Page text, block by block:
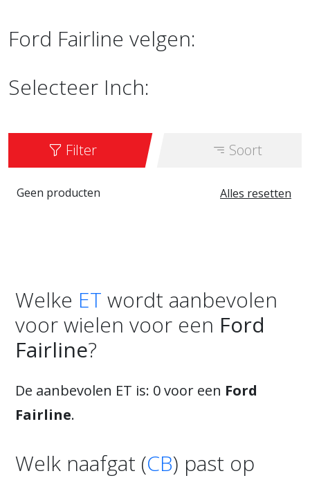
Ford Fairline velgen:
Selecteer Inch:
Filter Soort
Alles resetten
Geen producten
Welke ET wordt aanbevolen
voor wielen voor een Ford
Fairline?
De aanbevolen ET is: 0 voor een Ford
Fairline.
Welk naafgat (CB) past op